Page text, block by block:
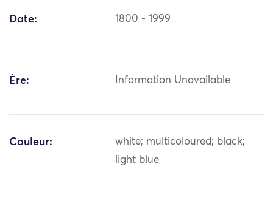
Date: 1800 - 1999
Ère: Information Unavailable
Couleur:
white; multicoloured; black;
light blue